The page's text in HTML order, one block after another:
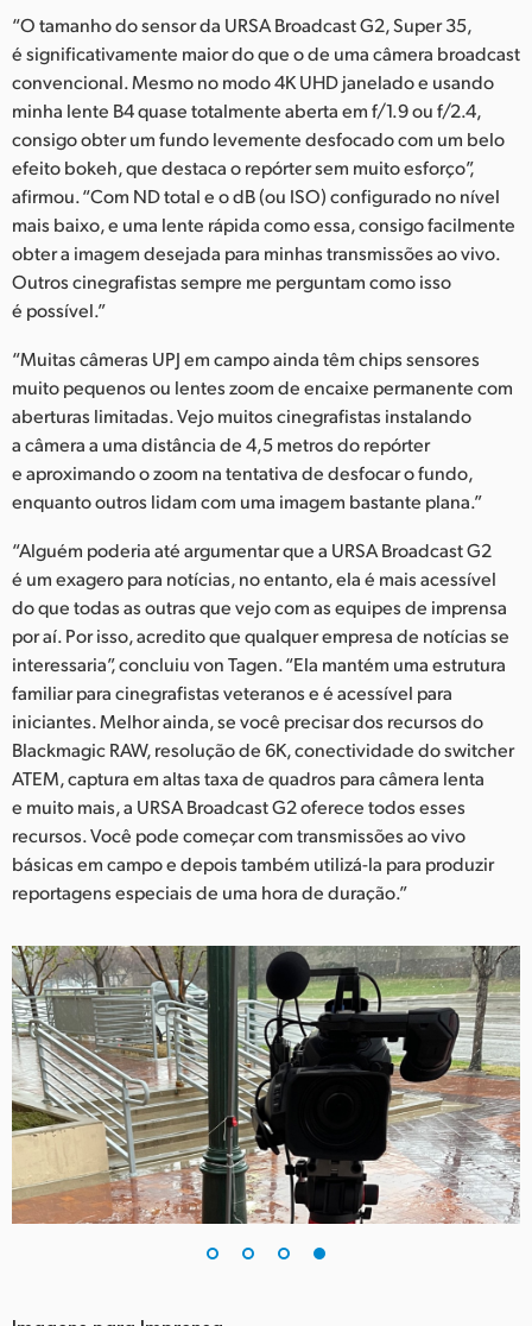
“O tamanho do sensor da URSA Broadcast G2, Super 35,
é significativamente maior do que o de uma câmera broadcast
convencional. Mesmo no modo 4K UHD janelado e usando
minha lente B4 quase totalmente aberta em f/1.9 ou f/2.4,
consigo obter um fundo levemente desfocado com um belo
efeito bokeh, que destaca o repórter sem muito esforço”,
afirmou. “Com ND total e o dB (ou ISO) configurado no nível
mais baixo, e uma lente rápida como essa, consigo facilmente
obter a imagem desejada para minhas transmissões ao vivo.
Outros cinegrafistas sempre me perguntam como isso
é possível.”
“Muitas câmeras UPJ em campo ainda têm chips sensores
muito pequenos ou lentes zoom de encaixe permanente com
aberturas limitadas. Vejo muitos cinegrafistas instalando
a câmera a uma distância de 4,5 metros do repórter
e aproximando o zoom na tentativa de desfocar o fundo,
enquanto outros lidam com uma imagem bastante plana.”
“Alguém poderia até argumentar que a URSA Broadcast G2
é um exagero para notícias, no entanto, ela é mais acessível
do que todas as outras que vejo com as equipes de imprensa
por aí. Por isso, acredito que qualquer empresa de notícias se
interessaria”, concluiu von Tagen. “Ela mantém uma estrutura
familiar para cinegrafistas veteranos e é acessível para
iniciantes. Melhor ainda, se você precisar dos recursos do
Blackmagic RAW, resolução de 6K, conectividade do switcher
ATEM, captura em altas taxa de quadros para câmera lenta
e muito mais, a URSA Broadcast G2 oferece todos esses
recursos. Você pode começar com transmissões ao vivo
básicas em campo e depois também utilizá-la para produzir
reportagens especiais de uma hora de duração.”